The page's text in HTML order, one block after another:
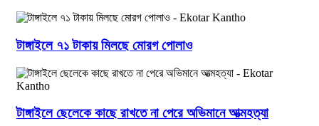
টাঙ্গাইলে ৭১ টাকায় মিলছে মোরগ পোলাও
টাঙ্গাইলে ছেলেকে কাছে রাখতে না পেরে অভিমানে আত্মহত্যা